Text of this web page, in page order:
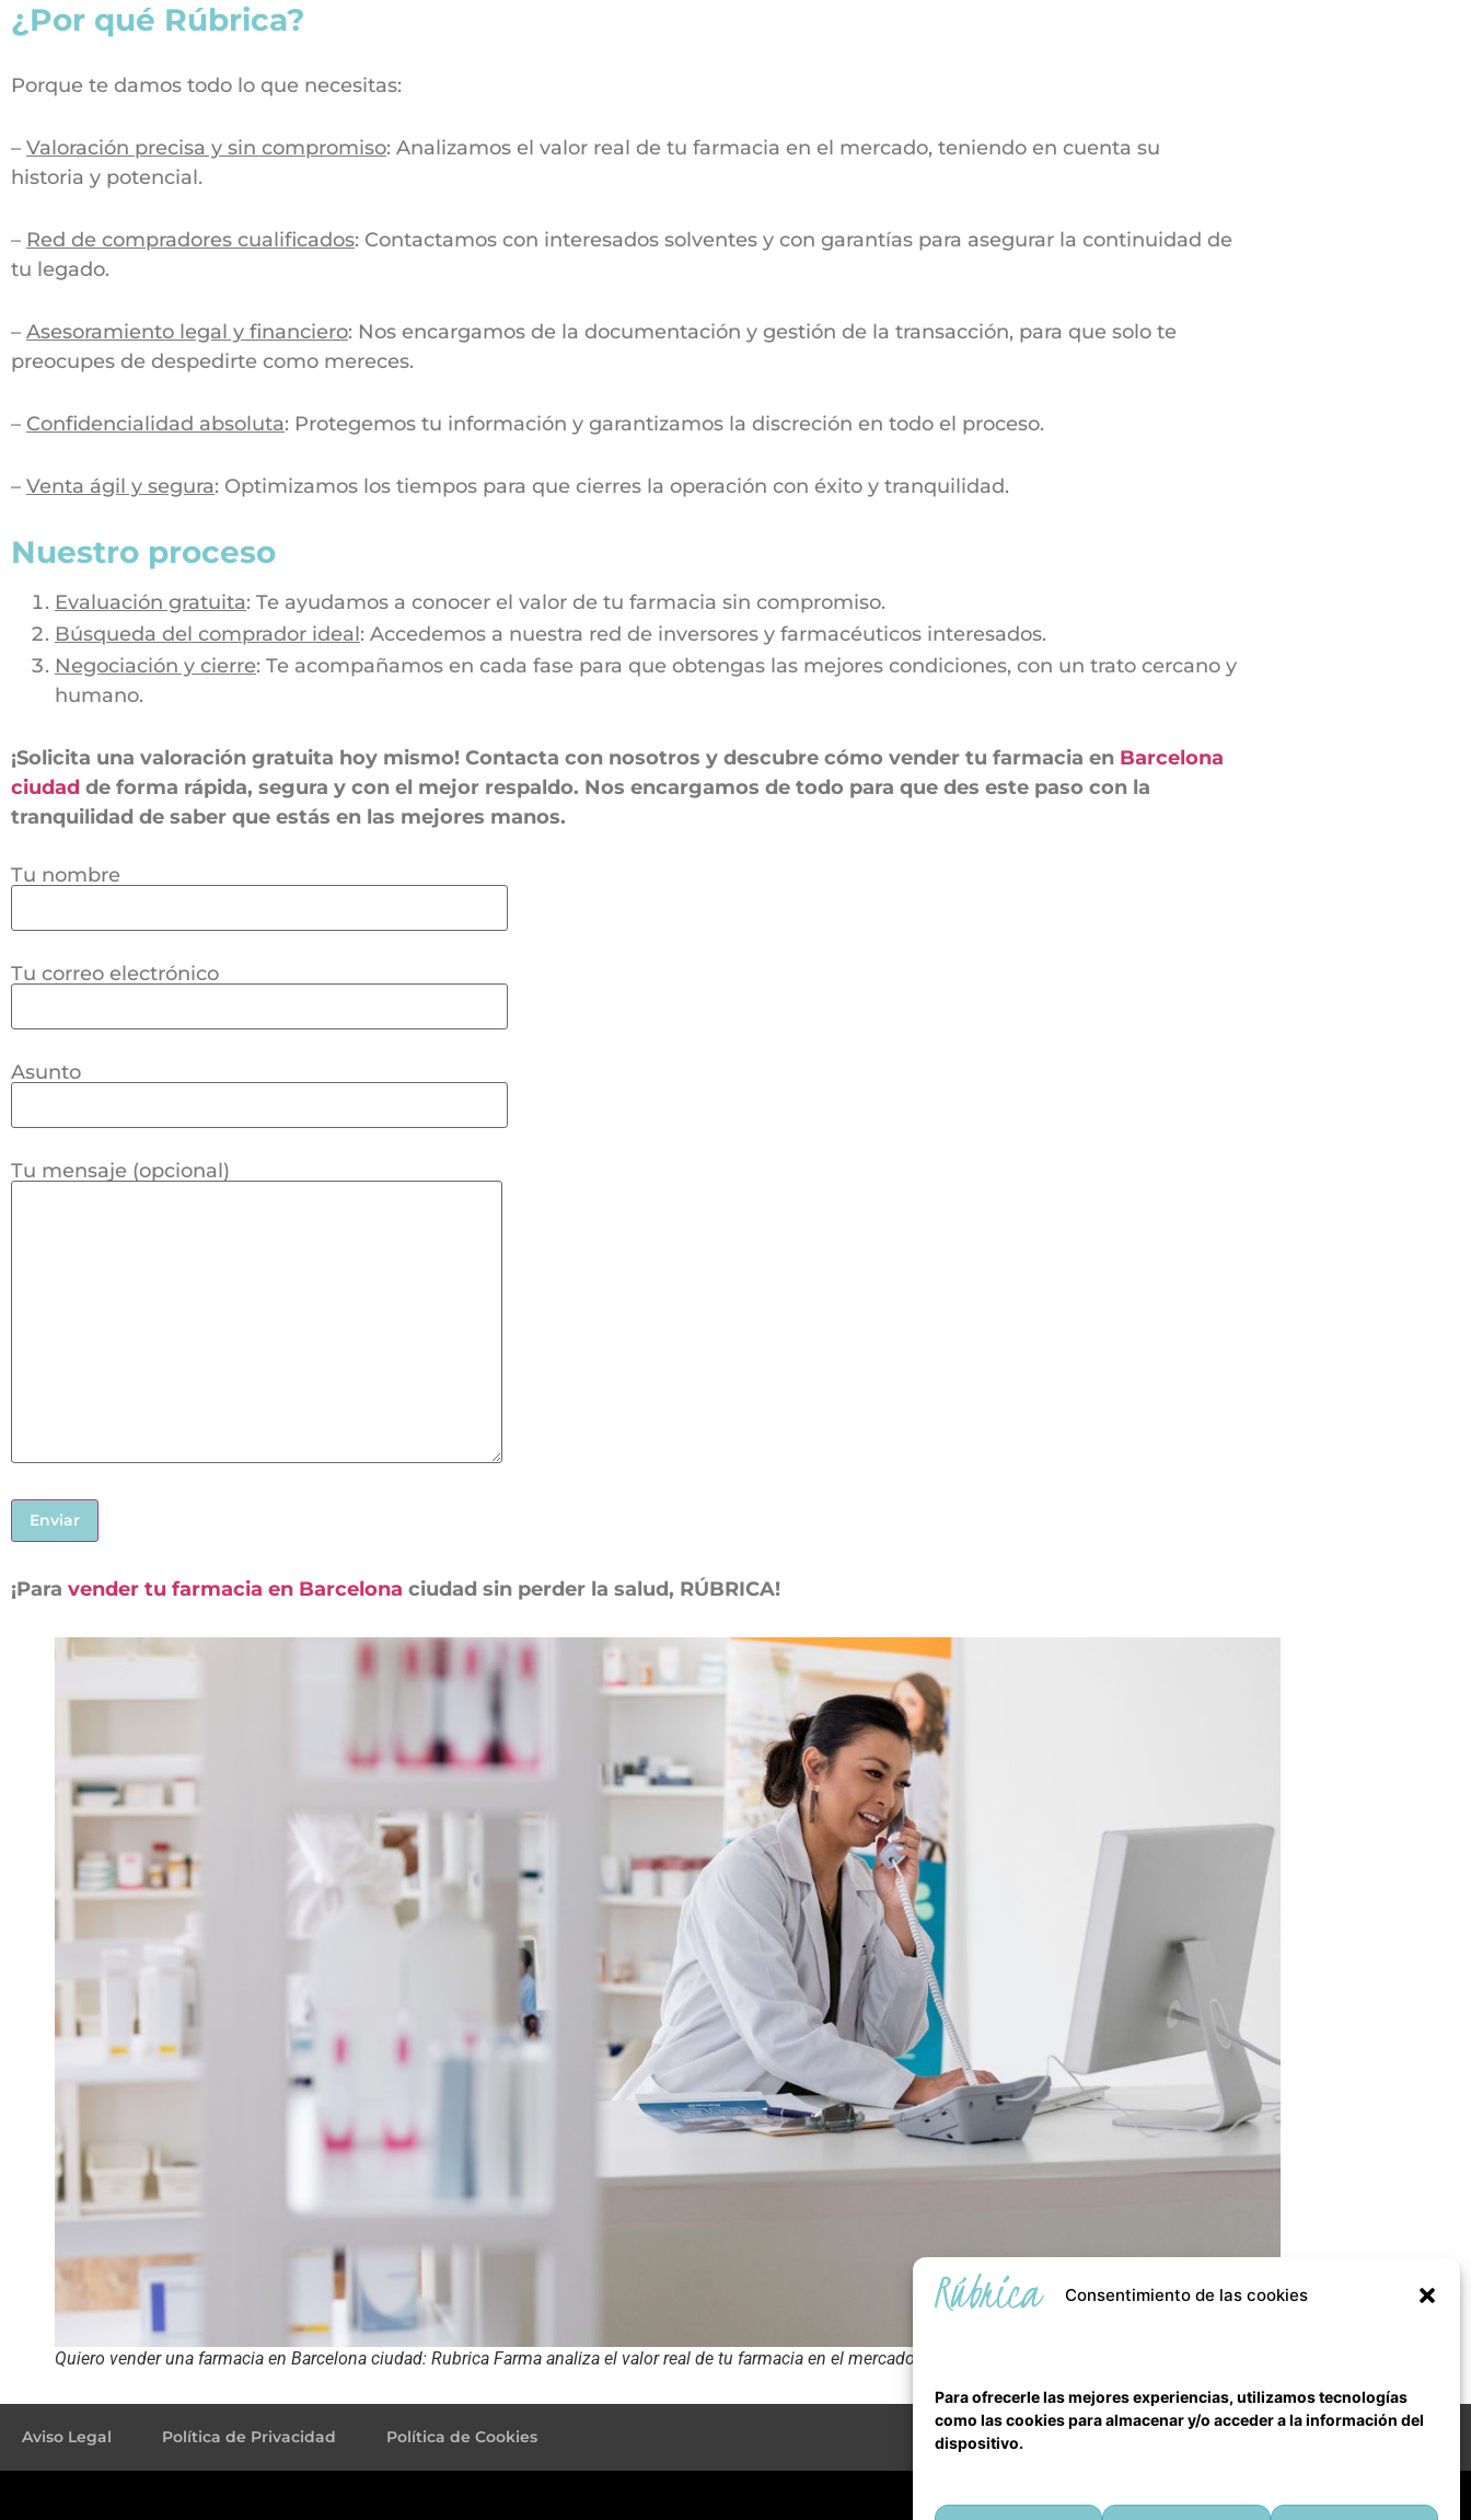
Consentimiento de las cookies
Para ofrecerle las mejores experiencias, utilizamos tecnologías
como las cookies para almacenar y/o acceder a la información del
dispositivo.
¿Por qué Rúbrica?
Porque te damos todo lo que necesitas:
– Valoración precisa y sin compromiso: Analizamos el valor real de tu farmacia en el mercado, teniendo en cuenta su
historia y potencial.
– Red de compradores cualificados: Contactamos con interesados solventes y con garantías para asegurar la continuidad de
tu legado.
– Asesoramiento legal y financiero: Nos encargamos de la documentación y gestión de la transacción, para que solo te
preocupes de despedirte como mereces.
– Confidencialidad absoluta: Protegemos tu información y garantizamos la discreción en todo el proceso.
– Venta ágil y segura: Optimizamos los tiempos para que cierres la operación con éxito y tranquilidad.
Nuestro proceso
Evaluación gratuita: Te ayudamos a conocer el valor de tu farmacia sin compromiso.
Búsqueda del comprador ideal: Accedemos a nuestra red de inversores y farmacéuticos interesados.
Negociación y cierre: Te acompañamos en cada fase para que obtengas las mejores condiciones, con un trato cercano y
humano.
¡Solicita una valoración gratuita hoy mismo! Contacta con nosotros y descubre cómo vender tu farmacia en Barcelona
ciudad de forma rápida, segura y con el mejor respaldo. Nos encargamos de todo para que des este paso con la
tranquilidad de saber que estás en las mejores manos.
Tu nombre
Tu correo electrónico
Asunto
Tu mensaje (opcional)
¡Para vender tu farmacia en Barcelona ciudad sin perder la salud, RÚBRICA!
Quiero vender una farmacia en Barcelona ciudad: Rubrica Farma analiza el valor real de tu farmacia en el mercado, teniendo en cuenta su historia y potencial.
Aviso Legal Política de Privacidad Política de Cookies Todos los derechos reservados